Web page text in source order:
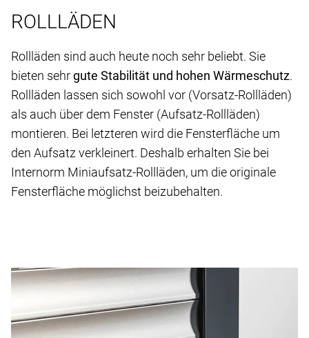
ROLLLÄDEN
Rollläden sind auch heute noch sehr beliebt. Sie
bieten sehrgute Stabilität und hohen Wärmeschutz.
Rollläden lassen sich sowohl vor (Vorsatz-Rollläden)
als auch über dem Fenster (Aufsatz-Rollläden)
montieren. Bei letzteren wird die Fensterfläche um
den Aufsatz verkleinert. Deshalb erhalten Sie bei
Internorm Miniaufsatz-Rollläden, um die originale
Fensterfläche möglichst beizubehalten.